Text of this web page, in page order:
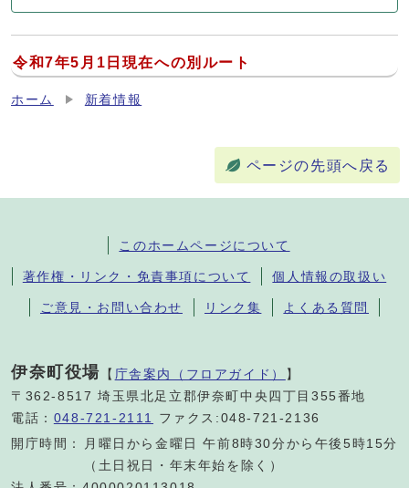
令和7年5月1日現在への別ルート
ホーム 新着情報
ページの先頭へ戻る
このホームページについて
著作権・リンク・免責事項について 個人情報の取扱い
ご意見・お問い合わせ リンク集 よくある質問
伊奈町役場 【 庁舎案内（フロアガイド） 】
〒362-8517 埼玉県北足立郡伊奈町中央四丁目355番地
電話： 048-721-2111
ファクス:048-721-2136
開庁時間：
月曜日から金曜日 午前8時30分から午後5時15分
（土日祝日・年末年始を除く）